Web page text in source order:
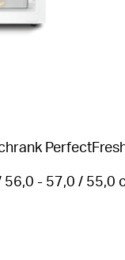
56,0 - 57,0 / 55,0